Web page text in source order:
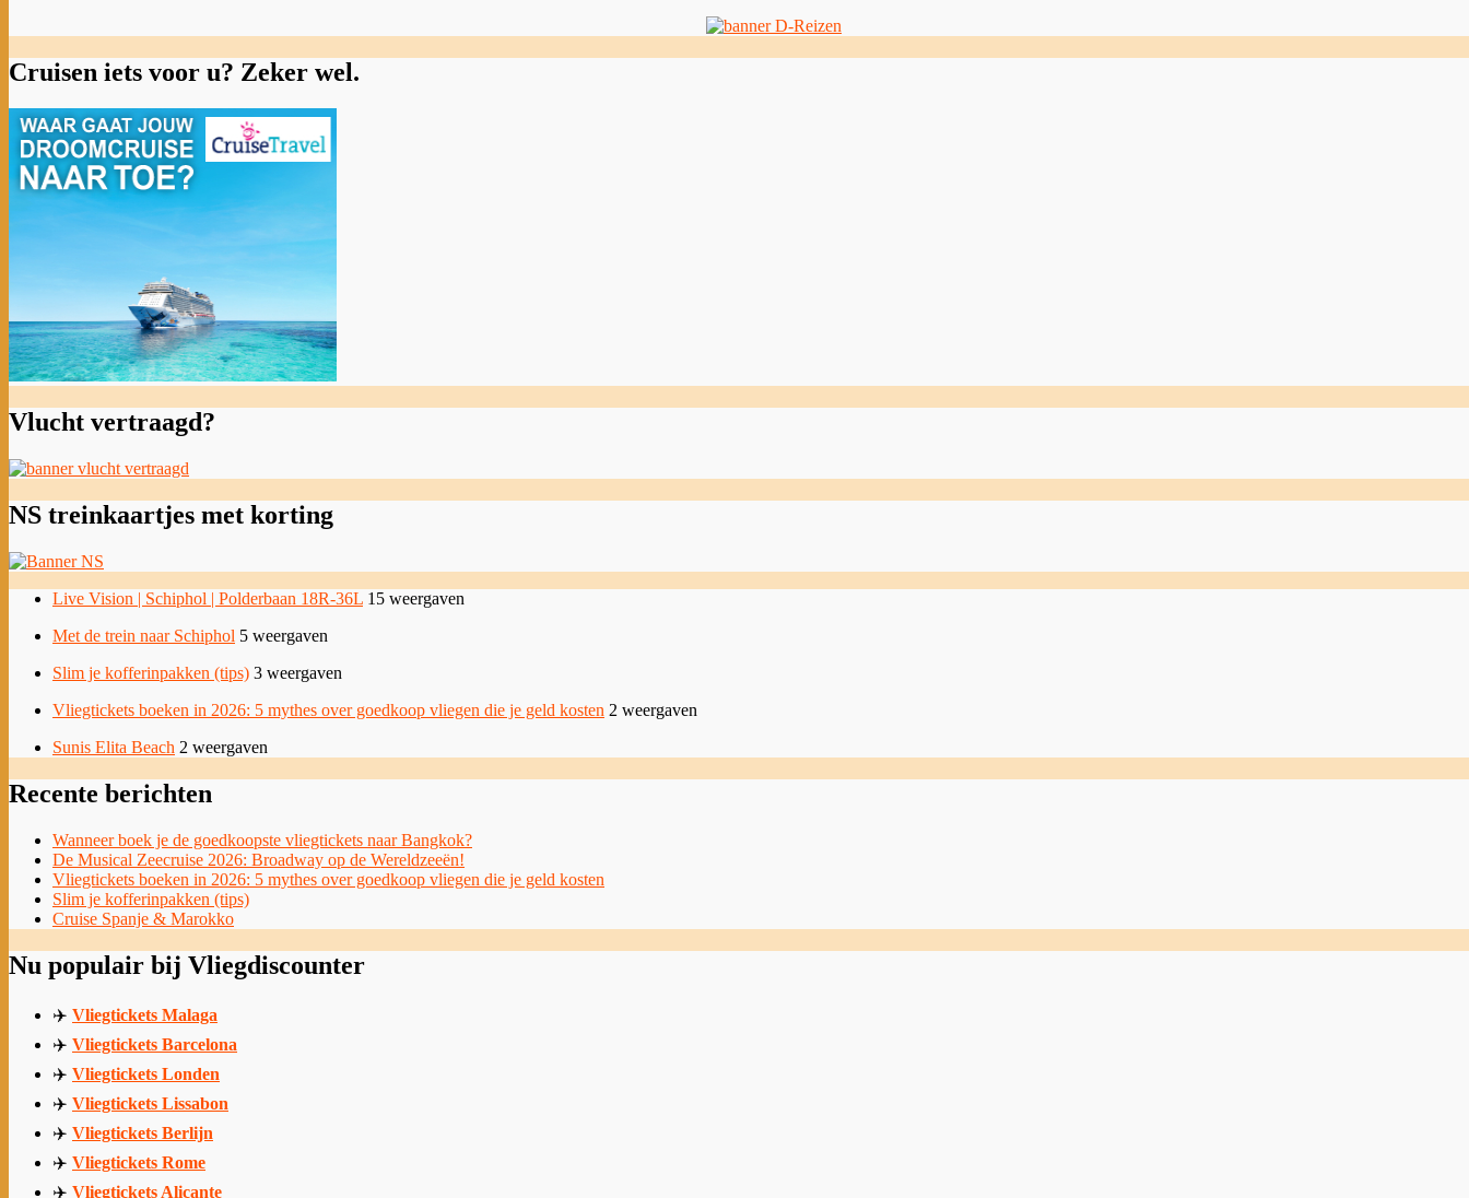
Cruisen iets voor u? Zeker wel.
Vlucht vertraagd?
NS treinkaartjes met korting
Live Vision | Schiphol | Polderbaan 18R-36L 15 weergaven
Met de trein naar Schiphol 5 weergaven
Slim je kofferinpakken (tips) 3 weergaven
Vliegtickets boeken in 2026: 5 mythes over goedkoop vliegen die je geld kosten 2 weergaven
Sunis Elita Beach 2 weergaven
Recente berichten
Wanneer boek je de goedkoopste vliegtickets naar Bangkok?
De Musical Zeecruise 2026: Broadway op de Wereldzeeën!
Vliegtickets boeken in 2026: 5 mythes over goedkoop vliegen die je geld kosten
Slim je kofferinpakken (tips)
Cruise Spanje & Marokko
Nu populair bij Vliegdiscounter
✈️ Vliegtickets Malaga
✈️ Vliegtickets Barcelona
✈️ Vliegtickets Londen
✈️ Vliegtickets Lissabon
✈️ Vliegtickets Berlijn
✈️ Vliegtickets Rome
✈️ Vliegtickets Alicante